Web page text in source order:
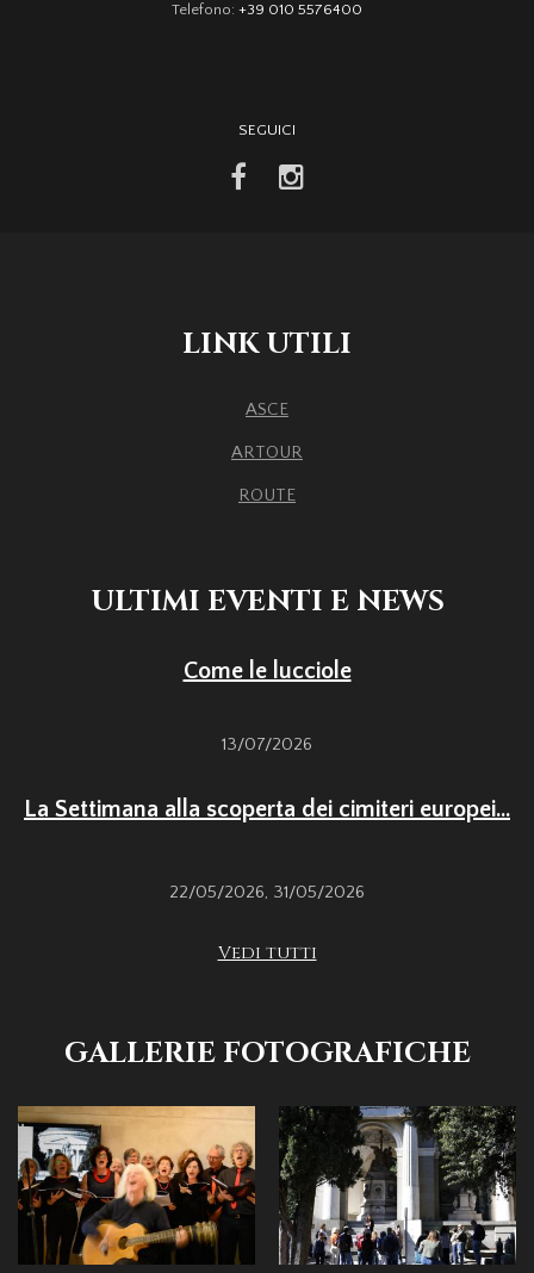
Telefono: +39 010 5576400
SEGUICI
facebookinstagram
LINK UTILI
ASCE
ARTOUR
ROUTE
ULTIMI EVENTI E NEWS
Come le lucciole
13/07/2026
La Settimana alla scoperta dei cimiteri europei...
22/05/2026, 31/05/2026
Vedi tutti
GALLERIE FOTOGRAFICHE